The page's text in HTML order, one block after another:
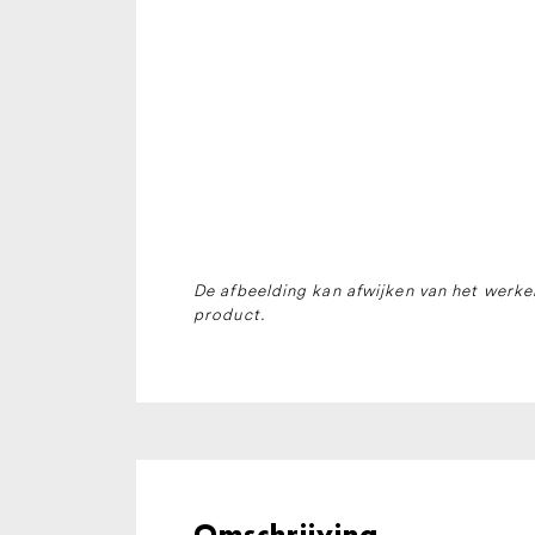
De afbeelding kan afwijken van het
product.